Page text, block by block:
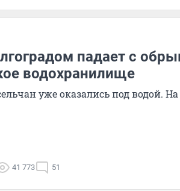
падает с
водохранилище
уже оказались под водой.
41 773 51